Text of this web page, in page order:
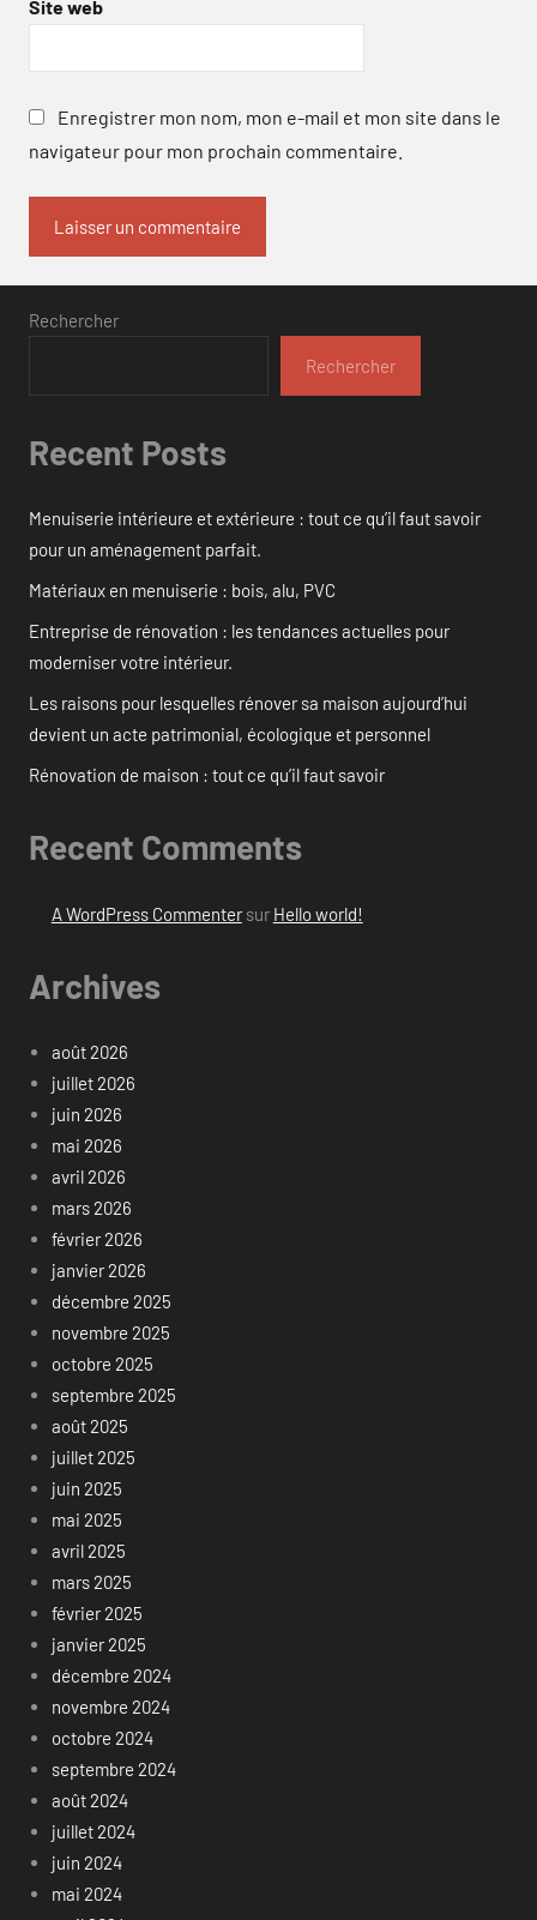
Site web
Enregistrer mon nom, mon e-mail et mon site dans le
navigateur pour mon prochain commentaire.
Rechercher
Rechercher
Recent Posts
Menuiserie intérieure et extérieure : tout ce qu’il faut savoir
pour un aménagement parfait.
Matériaux en menuiserie : bois, alu, PVC
Entreprise de rénovation : les tendances actuelles pour
moderniser votre intérieur.
Les raisons pour lesquelles rénover sa maison aujourd’hui
devient un acte patrimonial, écologique et personnel
Rénovation de maison : tout ce qu’il faut savoir
Recent Comments
A WordPress Commentersur Hello world!
Archives
août 2026
juillet 2026
juin 2026
mai 2026
avril 2026
mars 2026
février 2026
janvier 2026
décembre 2025
novembre 2025
octobre 2025
septembre 2025
août 2025
juillet 2025
juin 2025
mai 2025
avril 2025
mars 2025
février 2025
janvier 2025
décembre 2024
novembre 2024
octobre 2024
septembre 2024
août 2024
juillet 2024
juin 2024
mai 2024